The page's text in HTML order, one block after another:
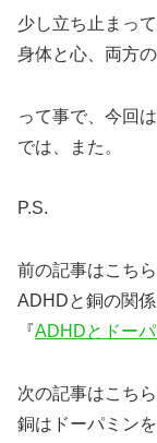
少し立ち止まって
身体と心、両方
って事で、今回は
では、また。
P.S.
前の記事はこちら
ADHDと銅の関
『ADHDとドー
次の記事はこちら
銅はドーパミン